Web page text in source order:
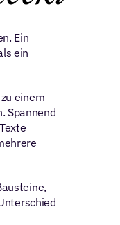
Ein
ein
einem
Spannend